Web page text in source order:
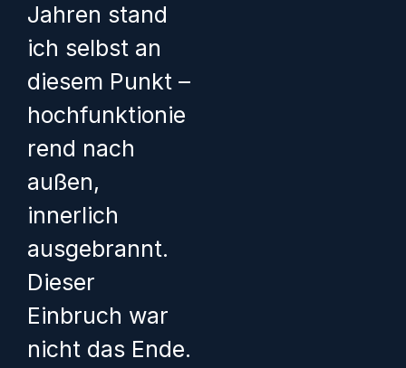
Jahren stand
ich selbst an
diesem Punkt –
hochfunktionie
rend nach
außen,
innerlich
ausgebrannt.
Dieser
Einbruch war
nicht das Ende.